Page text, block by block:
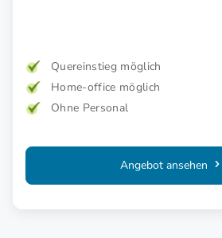
Quereinstieg möglich
Home-office möglich
Ohne Personal
Angebot ansehen